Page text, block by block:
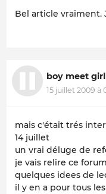
Bel article vraiment.
boy meet girl
15 juillet 2009 à
mais c'était trés
14 juillet
un vrai déluge de
je vais relire ce
quelques idees de
il y en a pour tous les